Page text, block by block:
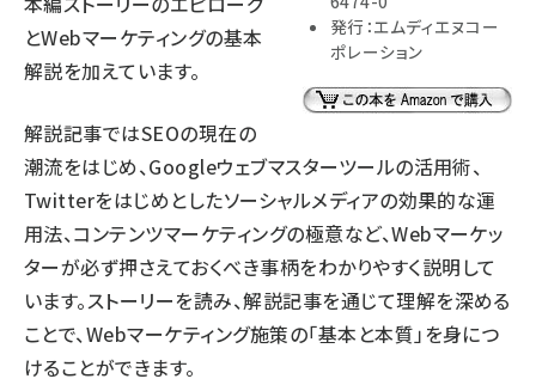
発行：エムディエヌコー
ポレーション
とWebマーケティングの基本
解説を加えています。
解説記事ではSEOの現在の
潮流をはじめ、Googleウェブマスターツールの活用術、
Twitterをはじめとしたソーシャルメディアの効果的な運
用法、コンテンツマーケティングの極意など、Webマーケッ
ターが必ず押さえておくべき事柄をわかりやすく説明して
います。ストーリーを読み、解説記事を通じて理解を深める
ことで、Webマーケティング施策の「基本と本質」を身につ
けることができます。